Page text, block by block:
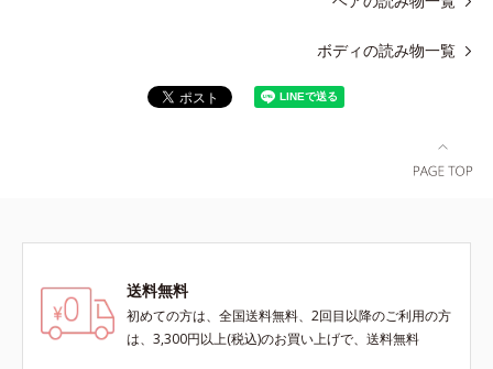
ボディの読み物一覧
送料無料
初めての方は、全国送料無料、2回目以降のご利用の方
は、3,300円以上(税込)のお買い上げで、送料無料